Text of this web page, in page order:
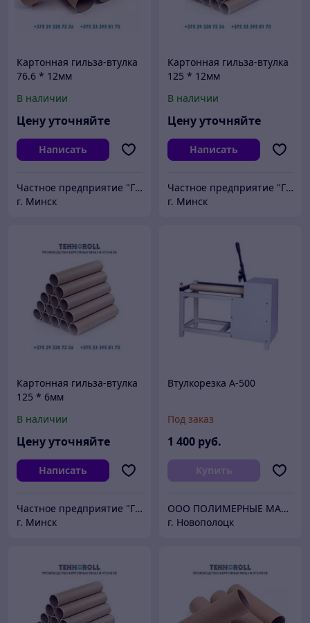
Картонная гильза-втулка
76.6 * 12мм
В наличии
Цену уточняйте
Написать
Частное предприятие "ГСМ-ПАК ЮНИОН"
г. Минск
Картонная гильза-втулка
125 * 12мм
В наличии
Цену уточняйте
Написать
Частное предприятие "ГСМ-ПАК ЮНИОН"
г. Минск
Картонная гильза-втулка
125 * 6мм
В наличии
Цену уточняйте
Написать
Частное предприятие "ГСМ-ПАК ЮНИОН"
г. Минск
Втулкорезка А-500
Под заказ
1 400 руб.
Купить
ООО ПОЛИМЕРНЫЕ МАШИНЫ
г. Новополоцк